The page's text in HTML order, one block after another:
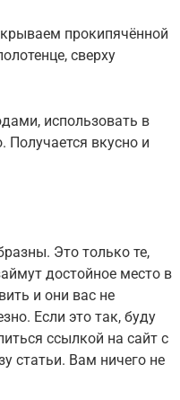
прокипячённой
сверху
использовать в
Получается вкусно и
Это только те,
достойное место в
и они вас не
Если это так, буду
ссылкой на сайт с
статьи. Вам ничего не